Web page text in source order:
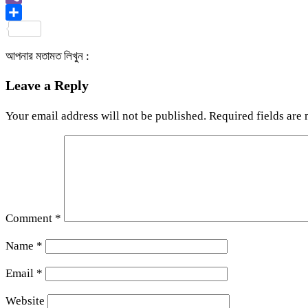
Viber
আপনার মতামত লিখুন :
Leave a Reply
Your email address will not be published. Required fields are
Comment *
Name *
Email *
Website